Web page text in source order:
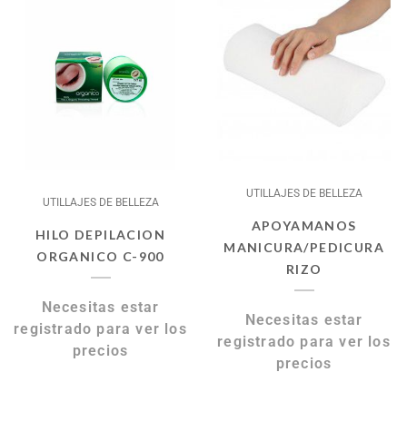
UTILLAJES DE BELLEZA
HILO DEPILACION
ORGANICO C-900
Necesitas estar
registrado para ver los
precios
UTILLAJES DE BELLEZA
APOYAMANOS
MANICURA/PEDICURA
RIZO
Necesitas estar
registrado para ver los
precios